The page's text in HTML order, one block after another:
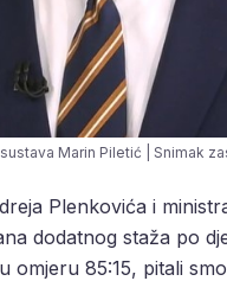
Marin Piletić | Snimak
Plenkovića i
dodatnog staža po
omjeru 85:15, pitali